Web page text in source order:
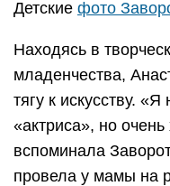
Детские фото
Находясь в
младенчества,
тягу к искусству.
«актриса», но
вспоминала
провела у мамы на